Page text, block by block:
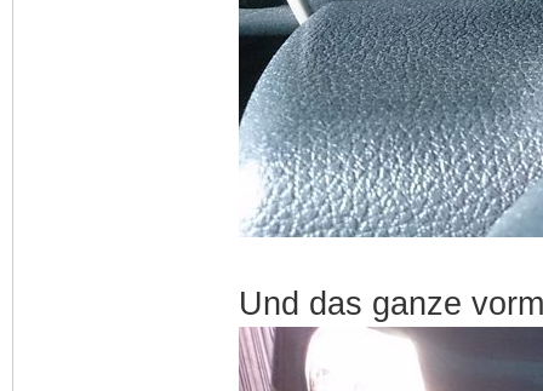
Und das ganze